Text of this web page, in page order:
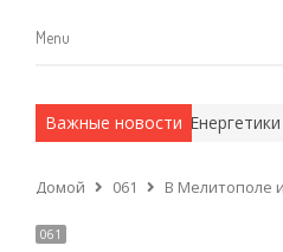
Menu
Menu
Важные новости
методы. Енергетики
Домой 061 В Мелитополе
061